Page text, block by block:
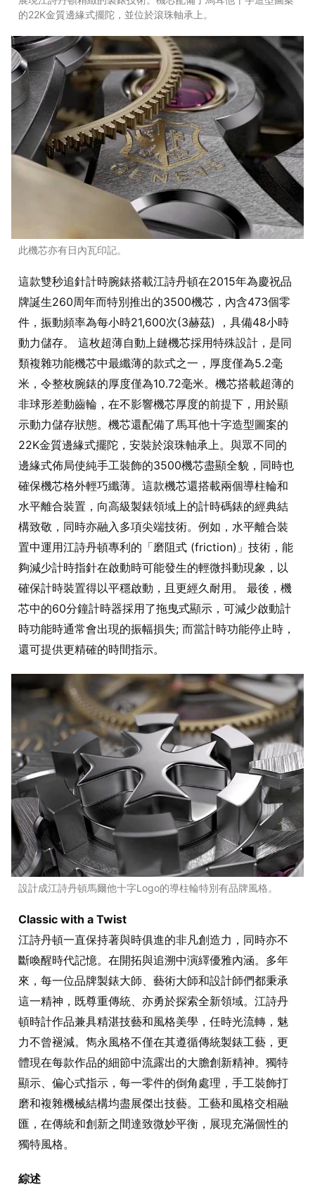
的22K金質邊緣式擺陀，並位於滾珠軸承上。
此機芯亦有日內瓦印記。
這款雙秒追針計時腕錶搭載江詩丹頓在2015年為慶祝品
牌誕生260周年而特別推出的3500機芯，內含473個零
件，振動頻率為每小時21,600次(3赫茲) ，具備48小時
動力儲存。 這枚超薄自動上鏈機芯採用特殊設計，是同
類複雜功能機芯中最纖薄的款式之一，厚度僅為5.2毫
米，令整枚腕錶的厚度僅為10.72毫米。機芯搭載超薄的
非球形差動齒輪，在不影響機芯厚度的前提下，用於顯
示動力儲存狀態。機芯還配備了馬耳他十字造型圖案的
22K金質邊緣式擺陀，安裝於滾珠軸承上。與眾不同的
邊緣式佈局使純手工裝飾的3500機芯盡顯全貌，同時也
確保機芯格外輕巧纖薄。這款機芯還搭載兩個導柱輪和
水平離合裝置，向高級製錶領域上的計時碼錶的經典結
構致敬，同時亦融入多項尖端技術。例如，水平離合裝
置中運用江詩丹頓專利的「磨阻式 (friction)」技術，能
夠減少計時指針在啟動時可能發生的輕微抖動現象，以
確保計時裝置得以平穩啟動，且更經久耐用。 最後，機
芯中的60分鐘計時器採用了拖曳式顯示，可減少啟動計
時功能時通常會出現的振幅損失; 而當計時功能停止時，
還可提供更精確的時間指示。
設計成江詩丹頓馬爾他十字Logo的導柱輪特別有品牌風格。
Classic with a Twist
江詩丹頓一直保持著與時俱進的非凡創造力，同時亦不
斷喚醒時代記憶。在開拓與追溯中演繹優雅內涵。多年
來，每一位品牌製錶大師、藝術大師和設計師們都秉承
這一精神，既尊重傳統、亦勇於探索全新領域。江詩丹
頓時計作品兼具精湛技藝和風格美學，任時光流轉，魅
力不曾褪減。雋永風格不僅在其遵循傳統製錶工藝，更
體現在每款作品的細節中流露出的大膽創新精神。獨特
顯示、偏心式指示，每一零件的倒角處理，手工裝飾打
磨和複雜機械結構均盡展傑出技藝。工藝和風格交相融
匯，在傳統和創新之間達致微妙平衡，展現充滿個性的
獨特風格。
綜述